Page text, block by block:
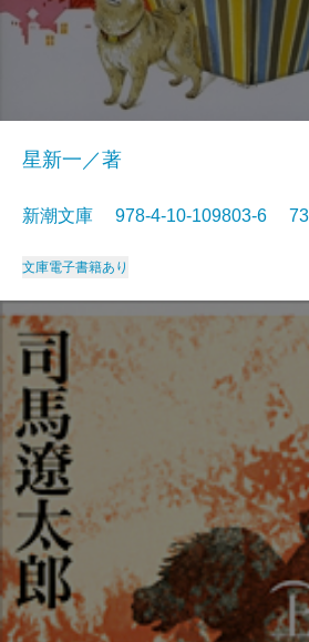
星新一／著
新潮文庫 978-4-10-109803-6
文庫電子書籍あり